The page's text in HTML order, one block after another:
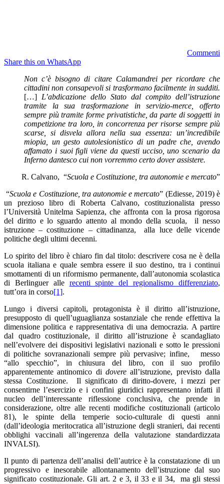
Commenti
Share this on WhatsApp
Non c’è bisogno di citare Calamandrei per ricordare che
cittadini non consapevoli si trasformano facilmente in sudditi.
[…] L’abdicazione dello Stato dal compito dell’istruzione
tramite la sua trasformazione in servizio-merce, offerto
sempre più tramite forme privatistiche, da parte di soggetti in
competizione tra loro, in concorrenza per risorse sempre più
scarse, si disvela allora nella sua essenza: un’incredibile
miopia, un gesto autolesionistico di un padre che, avendo
affamato i suoi figli viene da questi ucciso, uno scenario da
Inferno dantesco cui non vorremmo certo dover assistere.
R. Calvano, “Scuola e Costituzione, tra autonomie e mercato”
“Scuola e Costituzione, tra autonomie e mercato” (Ediesse, 2019) è
un prezioso libro di Roberta Calvano, costituzionalista presso
l’Università Unitelma Sapienza, che affronta con la prosa rigorosa
del diritto e lo sguardo attento al mondo della scuola, il nesso
istruzione – costituzione – cittadinanza, alla luce delle vicende
politiche degli ultimi decenni.
Lo spirito del libro è chiaro fin dal titolo: descrivere cosa ne è della
scuola italiana e quale sembra essere il suo destino, tra i continui
smottamenti di un riformismo permanente, dall’autonomia scolastica
di Berlinguer alle recenti spinte del regionalismo differenziato,
tutt’ora in corso[1].
Lungo i diversi capitoli, protagonista è il diritto all’istruzione,
presupposto di quell’uguaglianza sostanziale che rende effettiva la
dimensione politica e rappresentativa di una democrazia. A partire
dal quadro costituzionale, il diritto all’istruzione è scandagliato
nell’evolvere dei dispositivi legislativi nazionali e sotto le pressioni
di politiche sovranazionali sempre più pervasive; infine, messo
“allo specchio”, in chiusura del libro, con il suo profilo
apparentemente antinomico di dovere all’istruzione, previsto dalla
stessa Costituzione. Il significato di diritto-dovere, i mezzi per
consentirne l’esercizio e i confini giuridici rappresentano infatti il
nucleo dell’interessante riflessione conclusiva, che prende in
considerazione, oltre alle recenti modifiche costituzionali (articolo
81), le spinte della temperie socio-culturale di questi anni
(dall’ideologia meritocratica all’istruzione degli stranieri, dai recenti
obblighi vaccinali all’ingerenza della valutazione standardizzata
INVALSI).
Il punto di partenza dell’analisi dell’autrice è la constatazione di un
progressivo e inesorabile allontanamento dell’istruzione dal suo
significato costituzionale. Gli art. 2 e 3, il 33 e il 34, ma gli stessi